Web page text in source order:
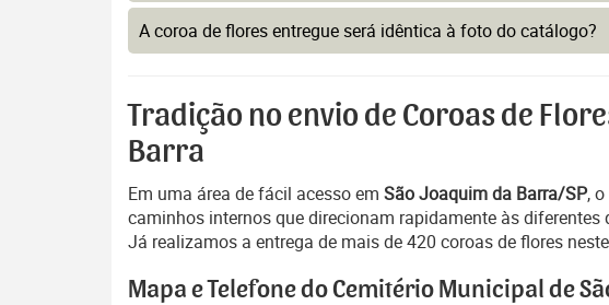
A coroa de flores entregue será idêntica à foto do catálogo?
Tradição no envio de Coroas de
Barra
Em uma área de fácil acesso em São Joaquim da Barra/SP, o
caminhos internos que direcionam rapidamente às
Já realizamos a entrega de mais de 420 coroas de flores
Mapa e Telefone do Cemitério Municipal de